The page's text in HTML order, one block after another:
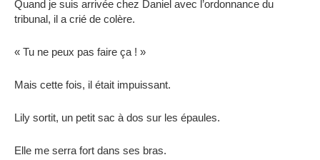
Quand je suis arrivée chez Daniel avec l’ordonnance du
tribunal, il a crié de colère.
« Tu ne peux pas faire ça ! »
Mais cette fois, il était impuissant.
Lily sortit, un petit sac à dos sur les épaules.
Elle me serra fort dans ses bras.